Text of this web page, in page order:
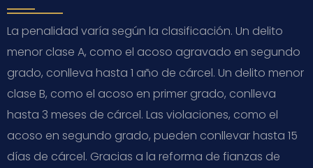
La penalidad varía según la clasificación. Un delito
menor clase A, como el acoso agravado en segundo
grado, conlleva hasta 1 año de cárcel. Un delito menor
clase B, como el acoso en primer grado, conlleva
hasta 3 meses de cárcel. Las violaciones, como el
acoso en segundo grado, pueden conllevar hasta 15
días de cárcel. Gracias a la reforma de fianzas de